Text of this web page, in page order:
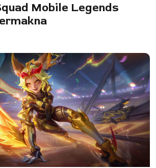
Mobile Legends